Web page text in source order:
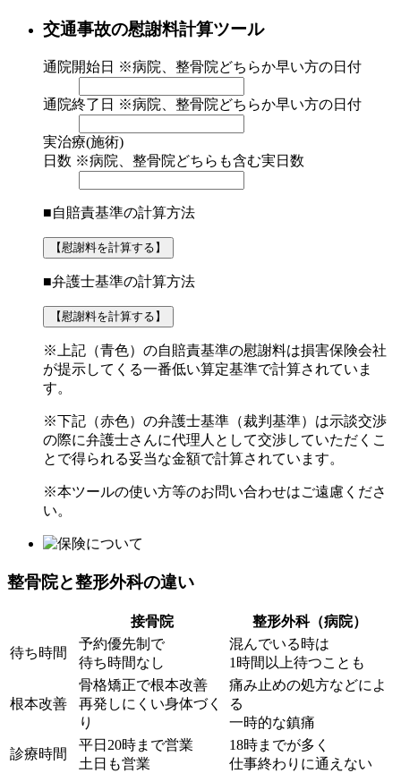
交通事故の慰謝料計算ツール
通院開始日 ※病院、整骨院どちらか早い方の日付
通院終了日 ※病院、整骨院どちらか早い方の日付
実治療(施術)
日数 ※病院、整骨院どちらも含む実日数
■自賠責基準の計算方法
【慰謝料を計算する】
■弁護士基準の計算方法
【慰謝料を計算する】
※上記（青色）の自賠責基準の慰謝料は損害保険会社
が提示してくる一番低い算定基準で計算されていま
す。
※下記（赤色）の弁護士基準（裁判基準）は示談交渉
の際に弁護士さんに代理人として交渉していただくこ
とで得られる妥当な金額で計算されています。
※本ツールの使い方等のお問い合わせはご遠慮くださ
い。
整骨院と整形外科の違い
接骨院 整形外科（病院）
待ち時間
予約優先制で
待ち時間なし
混んでいる時は
1時間以上待つことも
根本改善
骨格矯正で根本改善
再発しにくい身体づく
り
痛み止めの処方などによ
る
一時的な鎮痛
診療時間
平日20時まで営業
土日も営業
18時までが多く
仕事終わりに通えない